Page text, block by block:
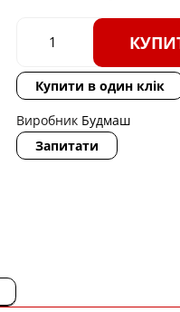
Купити в один клік
Виробник Будмаш
Запитати